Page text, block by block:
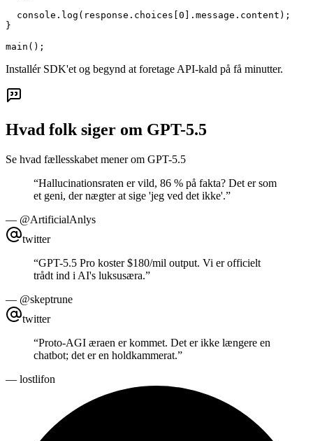
  console.log(response.choices[0].message.content);
}
main();
Installér SDK'et og begynd at foretage API-kald på få minutter.
Hvad folk siger om GPT-5.5
Se hvad fællesskabet mener om GPT-5.5
“Hallucinationsraten er vild, 86 % på fakta? Det er som
et geni, der nægter at sige 'jeg ved det ikke'.”
— @ArtificialAnlys
twitter
“GPT-5.5 Pro koster $180/mil output. Vi er officielt
trådt ind i AI's luksusæra.”
— @skeptrune
twitter
“Proto-AGI æraen er kommet. Det er ikke længere en
chatbot; det er en holdkammerat.”
— lostlifon